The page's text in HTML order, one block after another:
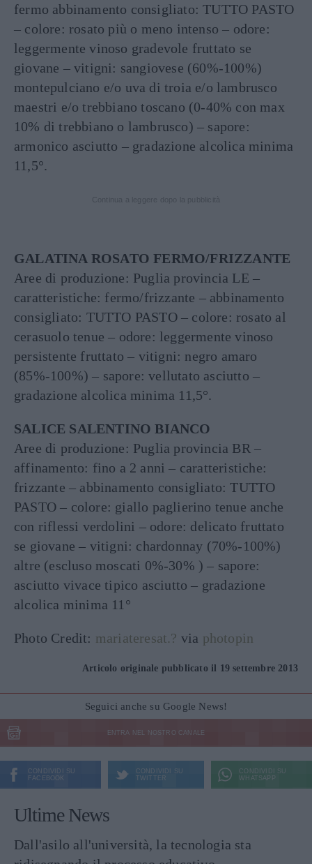
fermo abbinamento consigliato: TUTTO PASTO
– colore: rosato più o meno intenso – odore:
leggermente vinoso gradevole fruttato se
giovane – vitigni: sangiovese (60%-100%)
montepulciano e/o uva di troia e/o lambrusco
maestri e/o trebbiano toscano (0-40% con max
10% di trebbiano o lambrusco) – sapore:
armonico asciutto – gradazione alcolica minima
11,5°.
GALATINA ROSATO FERMO/FRIZZANTE
Aree di produzione: Puglia provincia LE –
caratteristiche: fermo/frizzante – abbinamento
consigliato: TUTTO PASTO – colore: rosato al
cerasuolo tenue – odore: leggermente vinoso
persistente fruttato – vitigni: negro amaro
(85%-100%) – sapore: vellutato asciutto –
gradazione alcolica minima 11,5°.
SALICE SALENTINO BIANCO
Aree di produzione: Puglia provincia BR –
affinamento: fino a 2 anni – caratteristiche:
frizzante – abbinamento consigliato: TUTTO
PASTO – colore: giallo paglierino tenue anche
con riflessi verdolini – odore: delicato fruttato
se giovane – vitigni: chardonnay (70%-100%)
altre (escluso moscati 0%-30% ) – sapore:
asciutto vivace tipico asciutto – gradazione
alcolica minima 11°
Photo Credit: mariateresat.? via photopin
Articolo originale pubblicato il 19 settembre 2013
Seguici anche su Google News!
ENTRA NEL NOSTRO CANALE
CONDIVIDI SU
FACEBOOK
CONDIVIDI SU
TWITTER
CONDIVIDI SU
WHATSAPP
Ultime News
Dall'asilo all'università, la tecnologia sta